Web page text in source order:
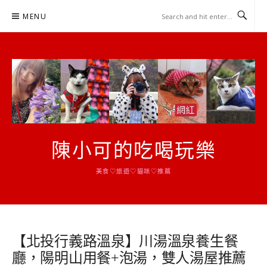
MENU
陳小可的吃喝玩樂
美食♡旅遊♡貓咪♡推薦
【北投行義路溫泉】川湯溫泉養生餐
廳，陽明山用餐+泡湯，雙人湯屋推薦